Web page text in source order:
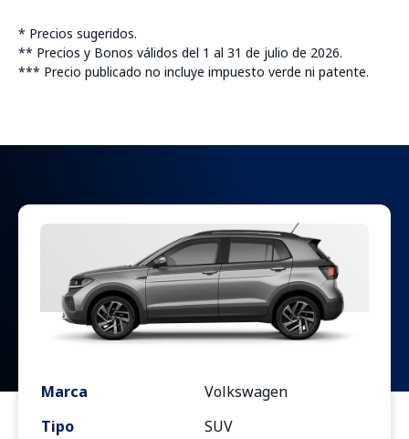
* Precios sugeridos.
** Precios y Bonos válidos del 1 al 31 de julio de 2026.
*** Precio publicado no incluye impuesto verde ni patente.
Marca
Volkswagen
Tipo
SUV